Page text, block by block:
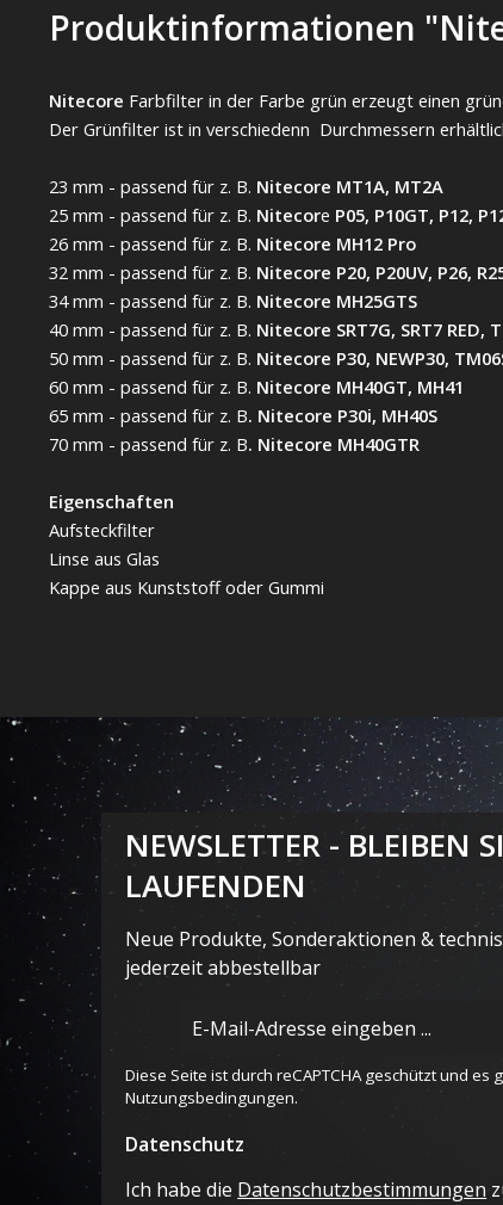
Produktinformationen
Nitecore Farbfilter in der Farbe grün erzeugt einen
Der Grünfilter ist in verschiedenn Durchmessern
23 mm - passend für z. B. Nitecore MT1A, MT2A
25 mm - passend für z. B. Nitecore P05, P10GT, P12,
26 mm - passend für z. B. Nitecore MH12 Pro
32 mm - passend für z. B. Nitecore P20, P20UV, P26,
34 mm - passend für z. B. Nitecore MH25GTS
40 mm - passend für z. B. Nitecore SRT7G, SRT7 RED,
50 mm - passend für z. B. Nitecore P30, NEWP30,
60 mm - passend für z. B. Nitecore MH40GT, MH41
65 mm - passend für z. B. Nitecore P30i, MH40S
70 mm - passend für z. B. Nitecore MH40GTR
Eigenschaften
Aufsteckfilter
Linse aus Glas
Kappe aus Kunststoff oder Gummi
NEWSLETTER - BLEIBEN
LAUFENDEN
Neue Produkte, Sonderaktionen &
jederzeit abbestellbar
Mail-
Adresse
Diese Seite ist durch reCAPTCHA geschützt und es
Nutzungsbedingungen.
Datenschutz
Ich habe die Datenschutzbestimmungen